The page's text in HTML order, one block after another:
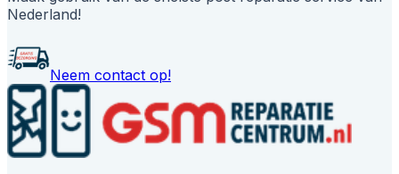
Nederland!
Neem contact op!